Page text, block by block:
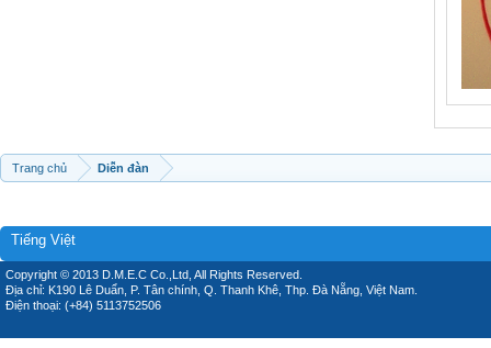
Trang chủ Diễn đàn
Tiếng Việt
Copyright © 2013 D.M.E.C Co.,Ltd, All Rights Reserved.
Địa chỉ: K190 Lê Duẩn, P. Tân chính, Q. Thanh Khê, Thp. Đà Nẵng, Việt Nam.
Điện thoại: (+84) 5113752506